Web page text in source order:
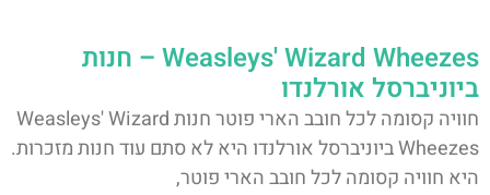
Weasleys' Wizard Wheezes – חנות
ביוניברסל אורלנדו
חוויה קסומה לכל חובב הארי פוטר חנות Weasleys' Wizard
Wheezes ביוניברסל אורלנדו היא לא סתם עוד חנות מזכרות.
היא חוויה קסומה לכל חובב הארי פוטר,